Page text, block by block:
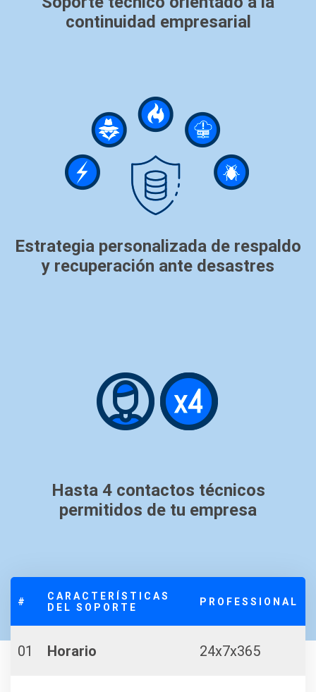
continuidad empresarial
Estrategia personalizada de respaldo
y recuperación ante desastres
Hasta 4 contactos técnicos
permitidos de tu empresa
#
CARACTERÍSTICAS
DEL SOPORTE
PROFESSIONAL
01 Horario 24x7x365